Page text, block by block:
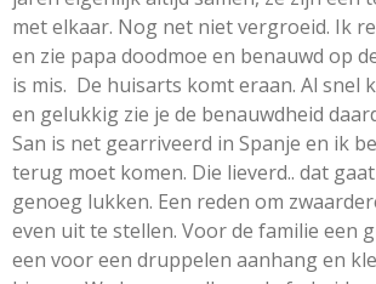
met elkaar. Nog net niet vergroeid. Ik
en zie papa doodmoe en benauwd op
is mis. De huisarts komt eraan. Al snel
en gelukkig zie je de benauwdheid
San is net gearriveerd in Spanje en ik
terug moet komen. Die lieverd.. dat
genoeg lukken. Een reden om
even uit te stellen. Voor de familie een
een voor een druppelen aanhang en